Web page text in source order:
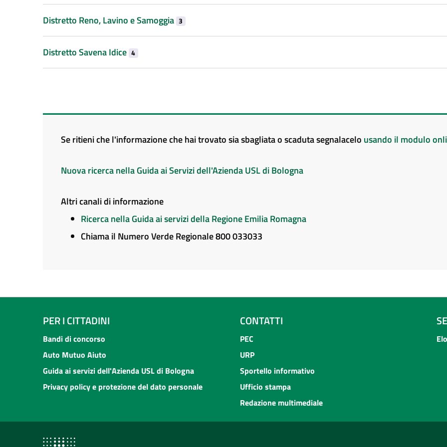
Distretto Reno, Lavino e Samoggia 3
Distretto Savena Idice 4
Se ritieni che l'informazione che hai trovato sia sbagliata o scaduta segnalacelo usando il modulo
Nuova ricerca nella Guida ai Servizi dell'Azienda USL di Bologna
Altri canali di informazione
Ricerca nella Guida ai servizi della Regione Emilia Romagna
Chiama il Numero Verde Regionale 800 033033
PER I CITTADINI
Bandi di concorso
Auto Mutuo Aiuto
Guida ai servizi dell'Azienda USL di Bologna
Privacy policy e protezione del dato personale
CONTATTI
PEC
URP
Sportello informativo
Ufficio stampa
Redazione multimediale